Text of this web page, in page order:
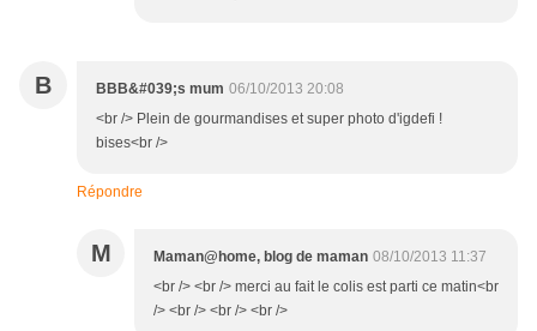
B BBB&#039;s mum 06/10/2013 20:08
<br /> Plein de gourmandises et super photo d'igdefi !
bises<br />
Répondre
M Maman@home, blog de maman 08/10/2013 11:37
<br /> <br /> merci au fait le colis est parti ce matin<br
/> <br /> <br /> <br />